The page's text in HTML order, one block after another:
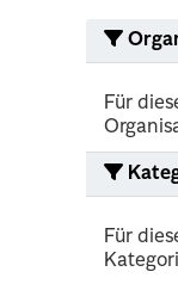
Für
Für